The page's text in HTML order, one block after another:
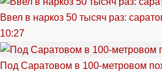
Ввел в наркоз 50 тысяч раз:
10:27
Под Саратовом в 100-метровом